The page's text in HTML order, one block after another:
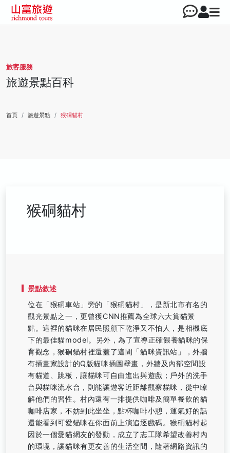
旅客服務
旅遊景點百科
首頁 旅遊景點 猴硐貓村
猴硐貓村
景點敘述
位在「猴硐車站」旁的「猴硐貓村」，是新北市有名的
觀光景點之一，更曾獲CNN推薦為全球六大賞貓景
點。這裡的貓咪在居民照顧下乾淨又不怕人，是相機底
下的最佳貓model。另外，為了宣導正確餵養貓咪的保
育觀念，猴硐貓村裡還蓋了這間「貓咪資訊站」，外牆
有插畫家設計的Q版貓咪插圖壁畫，外牆及內部空間設
有貓道、跳板，讓貓咪可自由進出與遊戲；戶外的洗手
台與貓咪流水台，則能讓遊客近距離觀察貓咪，從中瞭
解他們的習性。村內還有一排提供咖啡及簡單餐飲的貓
咖啡店家，不妨到此坐坐，點杯咖啡小憩，運氣好的話
還能看到可愛貓咪在你面前上演追逐戲碼。猴硐貓村起
因於一個愛貓網友的發動，成立了志工隊希望改善村內
的環境，讓貓咪有更友善的生活空間，隨著網路資訊的